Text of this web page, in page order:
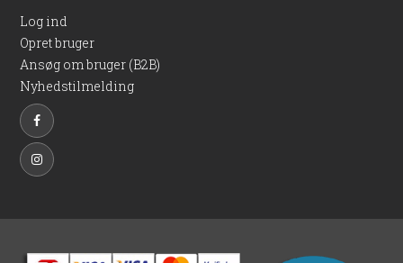
Log ind
Opret bruger
Ansøg om bruger (B2B)
Nyhedstilmelding